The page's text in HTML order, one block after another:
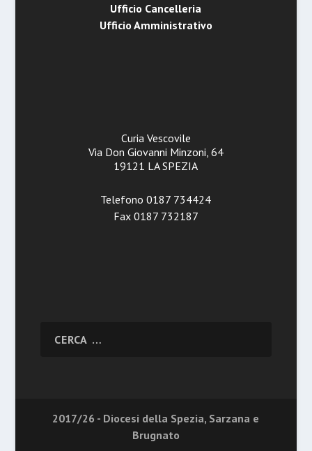
Ufficio Cancelleria
Ufficio Amministrativo
Curia Vescovile
Via Don Giovanni Minzoni, 64
19121 LA SPEZIA
Telefono 0187 734424
Fax 0187 732187
2017/26 - Diocesi della Spezia, Sarzana e
Brugnato